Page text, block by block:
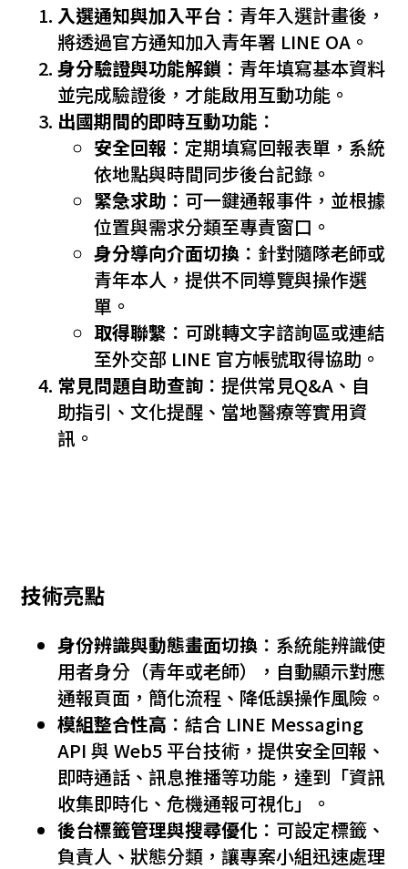
入選通知與加入平台 ：青年入選計畫後，
將透過官方通知加入青年署 LINE OA。
身分驗證與功能解鎖 ：青年填寫基本資料
並完成驗證後，才能啟用互動功能。
出國期間的即時互動功能 ：
安全回報 ：定期填寫回報表單，系統
依地點與時間同步後台記錄。
緊急求助 ：可一鍵通報事件，並根據
位置與需求分類至專責窗口。
身分導向介面切換 ：針對隨隊老師或
青年本人，提供不同導覽與操作選
單。
取得聯繫 ：可跳轉文字諮詢區或連結
至外交部 LINE 官方帳號取得協助。
常見問題自助查詢 ：提供常見Q&A、自
助指引、文化提醒、當地醫療等實用資
訊。
技術亮點
身份辨識與動態畫面切換 ：系統能辨識使
用者身分（青年或老師），自動顯示對應
通報頁面，簡化流程、降低誤操作風險。
模組整合性高 ：結合 LINE Messaging
API 與 Web5 平台技術，提供安全回報、
即時通話、訊息推播等功能，達到「資訊
收集即時化、危機通報可視化」。
後台標籤管理與搜尋優化 ：可設定標籤、
負責人、狀態分類，讓專案小組迅速處理